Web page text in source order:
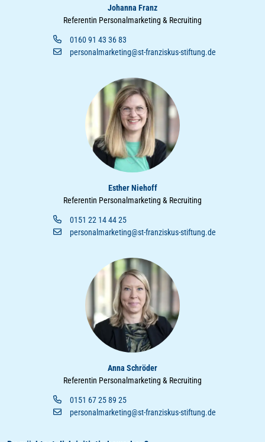
Johanna Franz
Referentin Personalmarketing & Recruiting
0160 91 43 36 83
personalmarketing@st-franziskus-stiftung.de
Esther Niehoff
Referentin Personalmarketing & Recruiting
0151 22 14 44 25
personalmarketing@st-franziskus-stiftung.de
Anna Schröder
Referentin Personalmarketing & Recruiting
0151 67 25 89 25
personalmarketing@st-franziskus-stiftung.de